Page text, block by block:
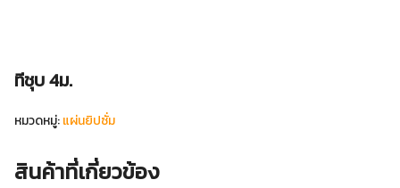
ทีชุบ 4ม.
หมวดหมู่:แผ่นยิปซั่ม
สินค้าที่เกี่ยวข้อง